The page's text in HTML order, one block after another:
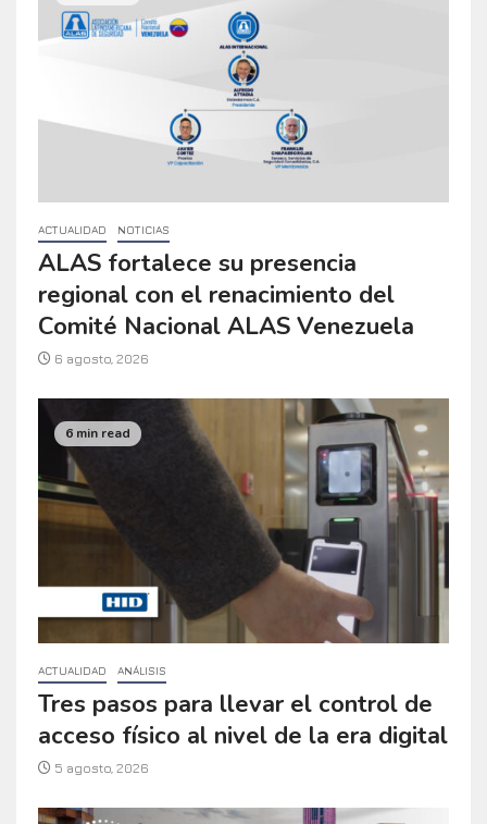
ACTUALIDAD NOTICIAS
ALAS fortalece su presencia
regional con el renacimiento del
Comité Nacional ALAS Venezuela
6 agosto, 2026
6 min read
ACTUALIDAD ANÁLISIS
Tres pasos para llevar el control de
acceso físico al nivel de la era digital
5 agosto, 2026